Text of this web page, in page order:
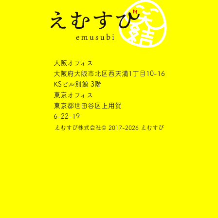
大阪オフィス
大阪府大阪市北区西天満1丁目10-16
KSビル別館 3階
東京オフィス
東京都世田谷区上用賀
6-22-19
えむすび株式会社© 2017-2026 えむすび